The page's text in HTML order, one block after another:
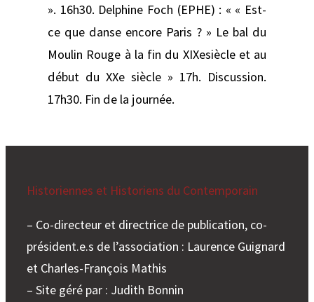
». 16h30. Delphine Foch (EPHE) : « « Est-
ce que danse encore Paris ? » Le bal du
Moulin Rouge à la fin du XIXesiècle et au
début du XXe siècle » 17h. Discussion.
17h30. Fin de la journée.
Historiennes et Historiens du Contemporain
– Co-directeur et directrice de publication, co-
président.e.s de l’association : Laurence Guignard
et Charles-François Mathis
– Site géré par : Judith Bonnin